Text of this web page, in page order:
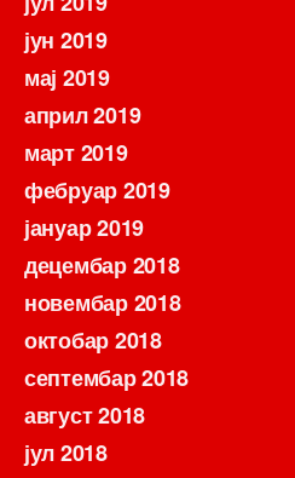
јун 2019
мај 2019
април 2019
март 2019
фебруар 2019
јануар 2019
децембар 2018
новембар 2018
октобар 2018
септембар 2018
август 2018
јул 2018